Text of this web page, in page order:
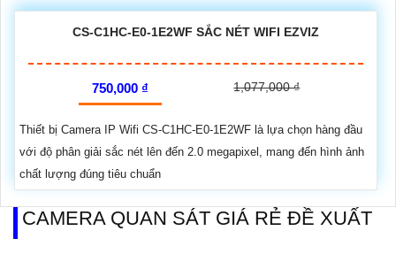
CS-C1HC-E0-1E2WF SẮC NÉT WIFI EZVIZ
750,000 ₫ 1,077,000 ₫
Thiết bị Camera IP Wifi CS-C1HC-E0-1E2WF là lựa chọn hàng đầu
với độ phân giải sắc nét lên đến 2.0 megapixel, mang đến hình ảnh
chất lượng đúng tiêu chuẩn
CAMERA QUAN SÁT GIÁ RẺ ĐỀ XUẤT